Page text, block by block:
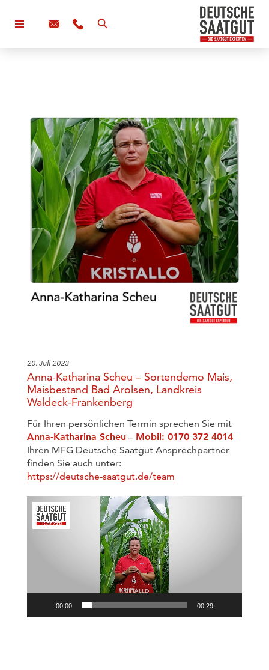
20. Juli 2023
Anna-Katharina Scheu – Sortendemo Mais,
Maisbestand Bad Arolsen, Landkreis
Waldeck-Frankenberg
Für Ihren persönlichen Termin sprechen Sie mit
Anna-Katharina Scheu – Mobil: 0170 372 4014
Ihren MFG Deutsche Saatgut Ansprechpartner
finden Sie auch unter:
https://deutsche-saatgut.de/team
Video-
Player
00:00 00:29